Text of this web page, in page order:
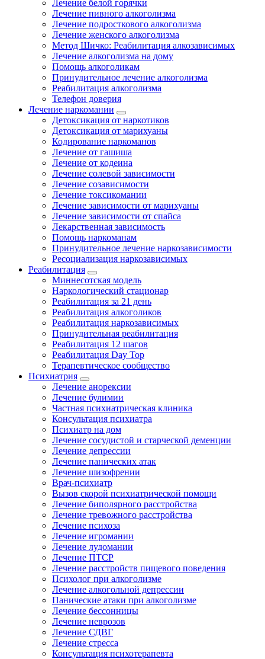
Лечение белой горячки
Лечение пивного алкоголизма
Лечение подросткового алкоголизма
Лечение женского алкоголизма
Метод Шичко: Реабилитация алкозависимых
Лечение алкоголизма на дому
Помощь алкоголикам
Принудительное лечение алкоголизма
Реабилитация алкоголизма
Телефон доверия
Лечение наркомании
Детоксикация от наркотиков
Детоксикация от марихуаны
Кодирование наркоманов
Лечение от гашиша
Лечение от кодеина
Лечение солевой зависимости
Лечение созависимости
Лечение токсикомании
Лечение зависимости от марихуаны
Лечение зависимости от спайса
Лекарственная зависимость
Помощь наркоманам
Принудительное лечение наркозависимости
Ресоциализация наркозависимых
Реабилитация
Миннесотская модель
Наркологический стационар
Реабилитация за 21 день
Реабилитация алкоголиков
Реабилитация наркозависимых
Принудительная реабилитация
Реабилитация 12 шагов
Реабилитация Day Top
Терапевтическое сообщество
Психиатрия
Лечение анорексии
Лечение булимии
Частная психиатрическая клиника
Консультация психиатра
Психиатр на дом
Лечение сосудистой и старческой деменции
Лечение депрессии
Лечение панических атак
Лечение шизофрении
Врач-психиатр
Вызов скорой психиатрической помощи
Лечение биполярного расстройства
Лечение тревожного расстройства
Лечение психоза
Лечение игромании
Лечение лудомании
Лечение ПТСР
Лечение расстройств пищевого поведения
Психолог при алкоголизме
Лечение алкогольной депрессии
Панические атаки при алкоголизме
Лечение бессонницы
Лечение неврозов
Лечение СДВГ
Лечение стресса
Консультация психотерапевта